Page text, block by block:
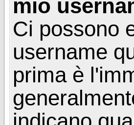
mio
Ci possono
username
prima è